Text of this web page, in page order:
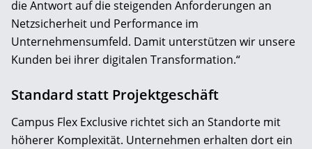
die Antwort auf die steigenden Anforderungen an
Netzsicherheit und Performance im
Unternehmensumfeld. Damit unterstützen wir unsere
Kunden bei ihrer digitalen Transformation.“
Standard statt Projektgeschäft
Campus Flex Exclusive richtet sich an Standorte mit
höherer Komplexität. Unternehmen erhalten dort ein